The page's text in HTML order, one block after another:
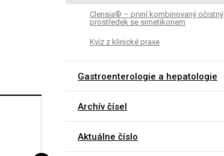
Clensia® – první kombinovaný očistný
prostředek se simetikonem
Kvíz z klinické praxe
Gastroenterologie a hepatologie
Archív čísel
Aktuálne číslo